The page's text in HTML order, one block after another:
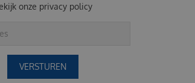
onze privacy policy